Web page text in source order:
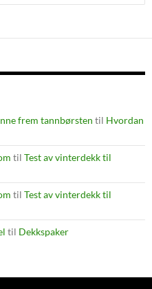
frem tannbørsten til Hvordan
til Test av vinterdekk til
til Test av vinterdekk til
til Dekkspaker